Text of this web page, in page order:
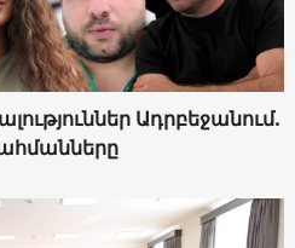
Ադրբեջանում.